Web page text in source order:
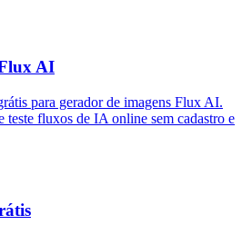
AI
para gerador de imagens Flux AI.
teste fluxos de IA online sem cadastro e